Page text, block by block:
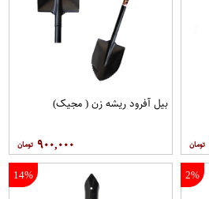
بیل آفرود ریشه زن ( مجیک)
۹۰۰,۰۰۰
2%
14%